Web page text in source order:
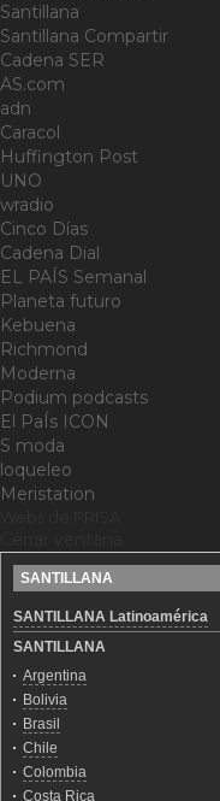
Santillana
Santillana Compartir
Cadena SER
AS.com
adn
Caracol
Huffington Post
UNO
wradio
Cinco Días
Cadena Dial
EL PAÍS Semanal
Planeta futuro
Kebuena
Richmond
Moderna
Podium podcasts
El PaÍs ICON
S moda
loqueleo
Meristation